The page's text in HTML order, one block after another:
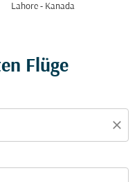
Lahore - Kanada
Flüge
close